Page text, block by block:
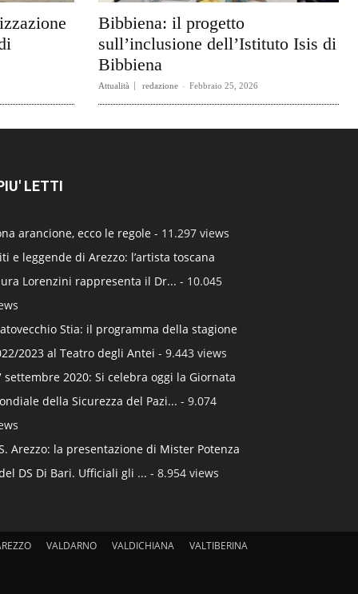
Bibbiena: il progetto
sull’inclusione dell’Istituto Isis di
Bibbiena
Attualità redazione - Febbraio 25, 2026
LETTI
arancione, ecco le regole - 11.297 views
e leggende di Arezzo: l’artista toscana
Lorenzini rappresenta il Dr... - 10.045
Stia: il programma della stagione
2023 al Teatro degli Antei - 9.443 views
settembre 2020: Si celebra oggi la Giornata
della Sicurezza del Pazi... - 9.074
Arezzo: la presentazione di Mister Potenza
DS Di Bari. Ufficiali gli ... - 8.954 views
VALDARNO VALDICHIANA VALTIBERINA